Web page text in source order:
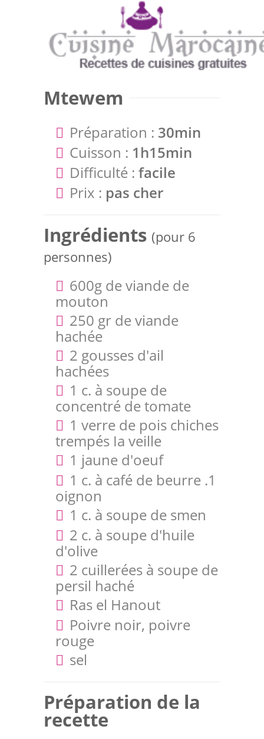
Mtewem
Préparation : 30min
Cuisson : 1h15min
Difficulté : facile
Prix : pas cher
Ingrédients (pour 6
personnes)
600g de viande de
mouton
250 gr de viande
hachée
2 gousses d'ail
hachées
1 c. à soupe de
concentré de tomate
1 verre de pois chiches
trempés Ia veille
1 jaune d'oeuf
1 c. à café de beurre .1
oignon
1 c. à soupe de smen
2 c. à soupe d'huile
d'olive
2 cuillerées à soupe de
persil haché
Ras el Hanout
Poivre noir, poivre
rouge
sel
Préparation de la
recette